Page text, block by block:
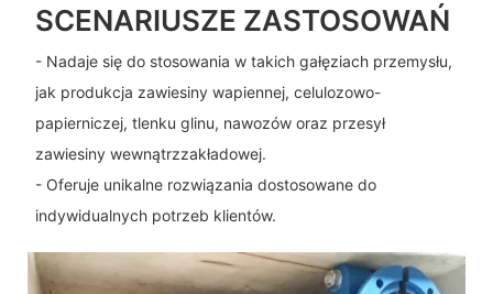
SCENARIUSZE ZASTOSOWAŃ
- Nadaje się do stosowania w takich gałęziach przemysłu,
jak produkcja zawiesiny wapiennej, celulozowo-
papierniczej, tlenku glinu, nawozów oraz przesył
zawiesiny wewnątrzzakładowej.
- Oferuje unikalne rozwiązania dostosowane do
indywidualnych potrzeb klientów.